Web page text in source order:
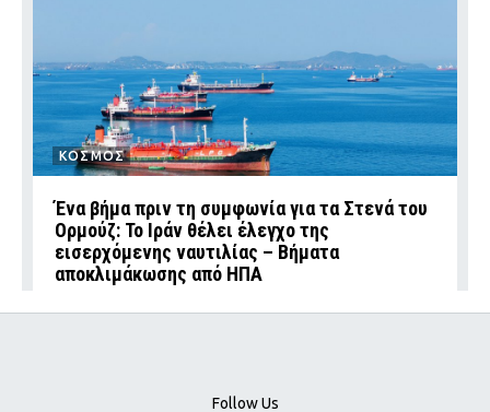
ΚΟΣΜΟΣ
Ένα βήμα πριν τη συμφωνία για τα Στενά του
Ορμούζ: Το Ιράν θέλει έλεγχο της
εισερχόμενης ναυτιλίας – Βήματα
αποκλιμάκωσης από ΗΠΑ
Follow Us